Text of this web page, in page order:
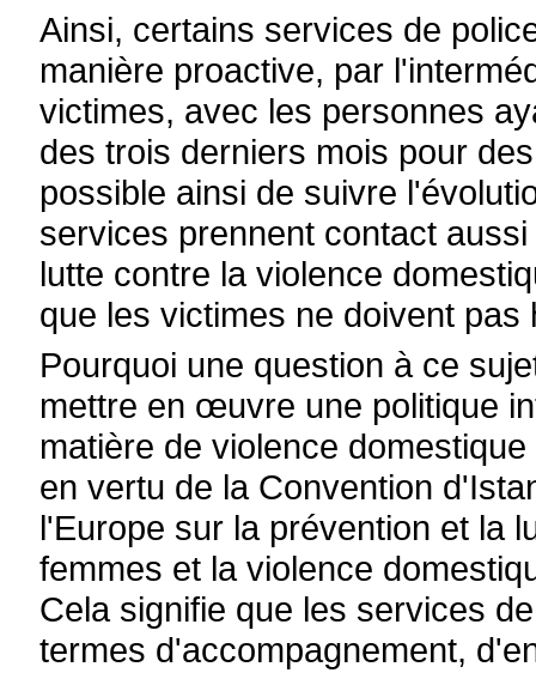
Ainsi, certains services de
manière proactive, par
victimes, avec les personnes
des trois derniers mois pour
possible ainsi de suivre
services prennent contact
lutte contre la violence
que les victimes ne doivent
Pourquoi une question à ce
mettre en œuvre une politique
matière de violence
en vertu de la Convention
l'Europe sur la prévention et la
femmes et la violence
Cela signifie que les services
termes d'accompagnement,